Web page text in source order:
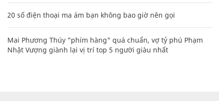
20 số điện thoại ma ám bạn không bao giờ nên gọi
Mai Phương Thúy "phím hàng" quá chuẩn, vợ tỷ phú Phạm
Nhật Vượng giành lại vị trí top 5 người giàu nhất